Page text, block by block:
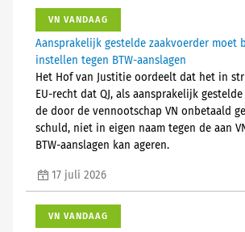
VN VANDAAG
Aansprakelijk gestelde zaakvoerder moet
instellen tegen BTW-aanslagen
Het Hof van Justitie oordeelt dat het in
EU-recht dat QJ, als aansprakelijk
de door de vennootschap VN onbetaald
schuld, niet in eigen naam tegen de aan
BTW-aanslagen kan ageren.
17 juli 2026
VN VANDAAG